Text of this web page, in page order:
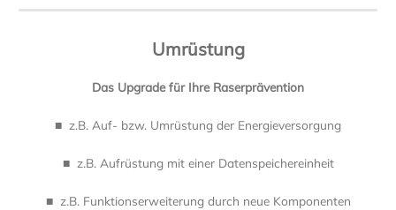
Umrüstung
Das Upgrade für Ihre Raserprävention
■ z.B. Auf- bzw. Umrüstung der Energieversorgung
■ z.B. Aufrüstung mit einer Datenspeichereinheit
■ z.B. Funktionserweiterung durch neue Komponenten